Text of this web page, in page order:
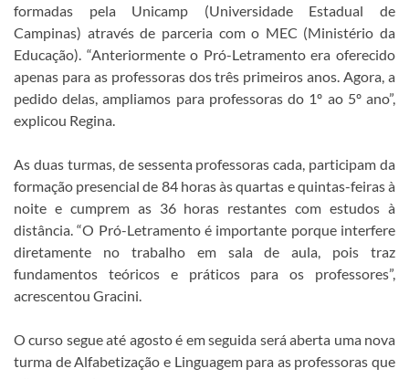
formadas pela Unicamp (Universidade Estadual de
Campinas) através de parceria com o MEC (Ministério da
Educação). “Anteriormente o Pró-Letramento era oferecido
apenas para as professoras dos três primeiros anos. Agora, a
pedido delas, ampliamos para professoras do 1º ao 5º ano”,
explicou Regina.
As duas turmas, de sessenta professoras cada, participam da
formação presencial de 84 horas às quartas e quintas-feiras à
noite e cumprem as 36 horas restantes com estudos à
distância. “O Pró-Letramento é importante porque interfere
diretamente no trabalho em sala de aula, pois traz
fundamentos teóricos e práticos para os professores”,
acrescentou Gracini.
O curso segue até agosto é em seguida será aberta uma nova
turma de Alfabetização e Linguagem para as professoras que